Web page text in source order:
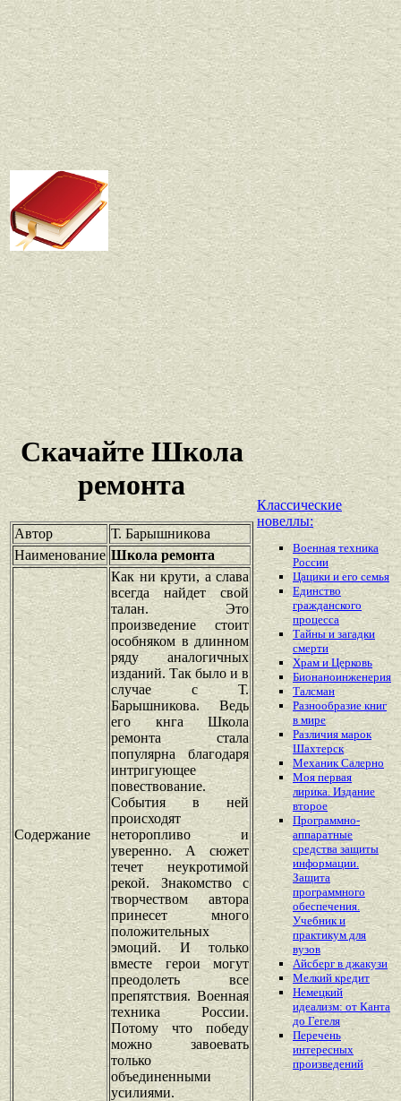
Скачайте Школа
ремонта
Автор
Т. Барышникова
Наименование Школа ремонта
Содержание
Как ни крути, а слава
всегда найдет свой
талан. Это
произведение стоит
особняком в длинном
ряду аналогичных
изданий. Так было и в
случае с Т.
Барышникова. Ведь
его кнга Школа
ремонта стала
популярна благодаря
интригующее
повествование.
События в ней
происходят
неторопливо и
уверенно. А сюжет
течет неукротимой
рекой. Знакомство с
творчеством автора
принесет много
положительных
эмоций. И только
вместе герои могут
преодолеть все
препятствия. Военная
техника России.
Потому что победу
можно завоевать
только
объединенными
усилиями.
Классические
новеллы:
Военная техника
России
Цацики и его семья
Единство
гражданского
процесса
Тайны и загадки
смерти
Храм и Церковь
Бионаноинженерия
Талсман
Разнообразие книг
в мире
Различия марок
Шахтерск
Механик Салерно
Моя первая
лирика. Издание
второе
Программно-
аппаратные
средства защиты
информации.
Защита
программного
обеспечения.
Учебник и
практикум для
вузов
Айсберг в джакузи
Мелкий кредит
Немецкий
идеализм: от Канта
до Гегеля
Перечень
интересных
произведений